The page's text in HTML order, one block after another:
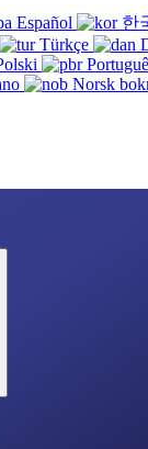
Español 한
Türkçe
Norsk